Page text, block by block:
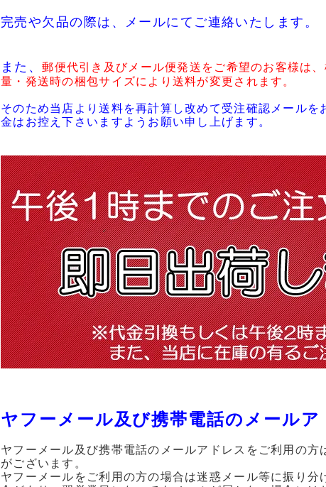
完売や欠品の際は、メールにてご連絡いたします。
また、郵便代引き及びメール便発送をご希望のお客様は
量・発送時の梱包サイズにより送料が変更されます。
そのため当店より送料を再計算し改めて受注確認メールを
金はお控え下さいますようお願い申し上げます。
ヤフーメール及び携帯電話のメール
ヤフーメール及び携帯電話のメールアドレスをご利用の方
がございます。
ヤフーメールをご利用の方の場合は迷惑メール等に振り分